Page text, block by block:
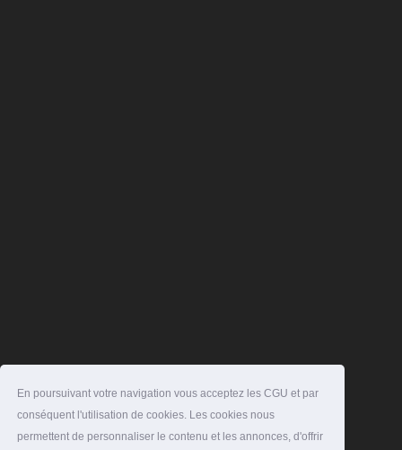
En poursuivant votre navigation vous acceptez les CGU et par
conséquent l'utilisation de cookies. Les cookies nous
permettent de personnaliser le contenu et les annonces, d'offrir